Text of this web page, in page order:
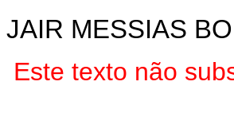
JAIR MESSIAS
Este texto não